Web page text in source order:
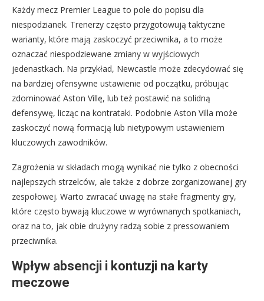
Każdy mecz Premier League to pole do popisu dla
niespodzianek. Trenerzy często przygotowują taktyczne
warianty, które mają zaskoczyć przeciwnika, a to może
oznaczać niespodziewane zmiany w wyjściowych
jedenastkach. Na przykład, Newcastle może zdecydować się
na bardziej ofensywne ustawienie od początku, próbując
zdominować Aston Villę, lub też postawić na solidną
defensywę, licząc na kontrataki. Podobnie Aston Villa może
zaskoczyć nową formacją lub nietypowym ustawieniem
kluczowych zawodników.
Zagrożenia w składach mogą wynikać nie tylko z obecności
najlepszych strzelców, ale także z dobrze zorganizowanej gry
zespołowej. Warto zwracać uwagę na stałe fragmenty gry,
które często bywają kluczowe w wyrównanych spotkaniach,
oraz na to, jak obie drużyny radzą sobie z pressowaniem
przeciwnika.
Wpływ absencji i kontuzji na karty
meczowe